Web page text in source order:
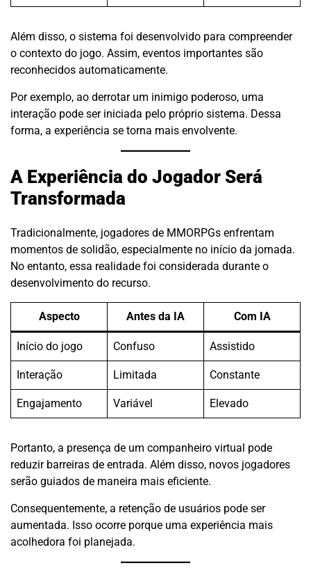
Além disso, o sistema foi desenvolvido para compreender
o contexto do jogo. Assim, eventos importantes são
reconhecidos automaticamente.
Por exemplo, ao derrotar um inimigo poderoso, uma
interação pode ser iniciada pelo próprio sistema. Dessa
forma, a experiência se torna mais envolvente.
A Experiência do Jogador Será
Transformada
Tradicionalmente, jogadores de MMORPGs enfrentam
momentos de solidão, especialmente no início da jornada.
No entanto, essa realidade foi considerada durante o
desenvolvimento do recurso.
Aspecto Antes da IA Com IA
Início do jogo Confuso Assistido
Interação Limitada Constante
Engajamento Variável Elevado
Portanto, a presença de um companheiro virtual pode
reduzir barreiras de entrada. Além disso, novos jogadores
serão guiados de maneira mais eficiente.
Consequentemente, a retenção de usuários pode ser
aumentada. Isso ocorre porque uma experiência mais
acolhedora foi planejada.